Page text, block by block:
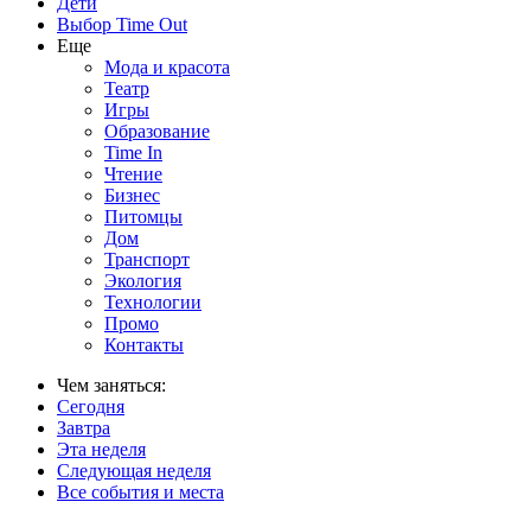
Выбор Time Out
Еще
Мода и красота
Театр
Игры
Образование
Time In
Чтение
Бизнес
Питомцы
Дом
Транспорт
Экология
Технологии
Промо
Контакты
Чем заняться:
Сегодня
Завтра
Эта неделя
Следующая неделя
Все события и места